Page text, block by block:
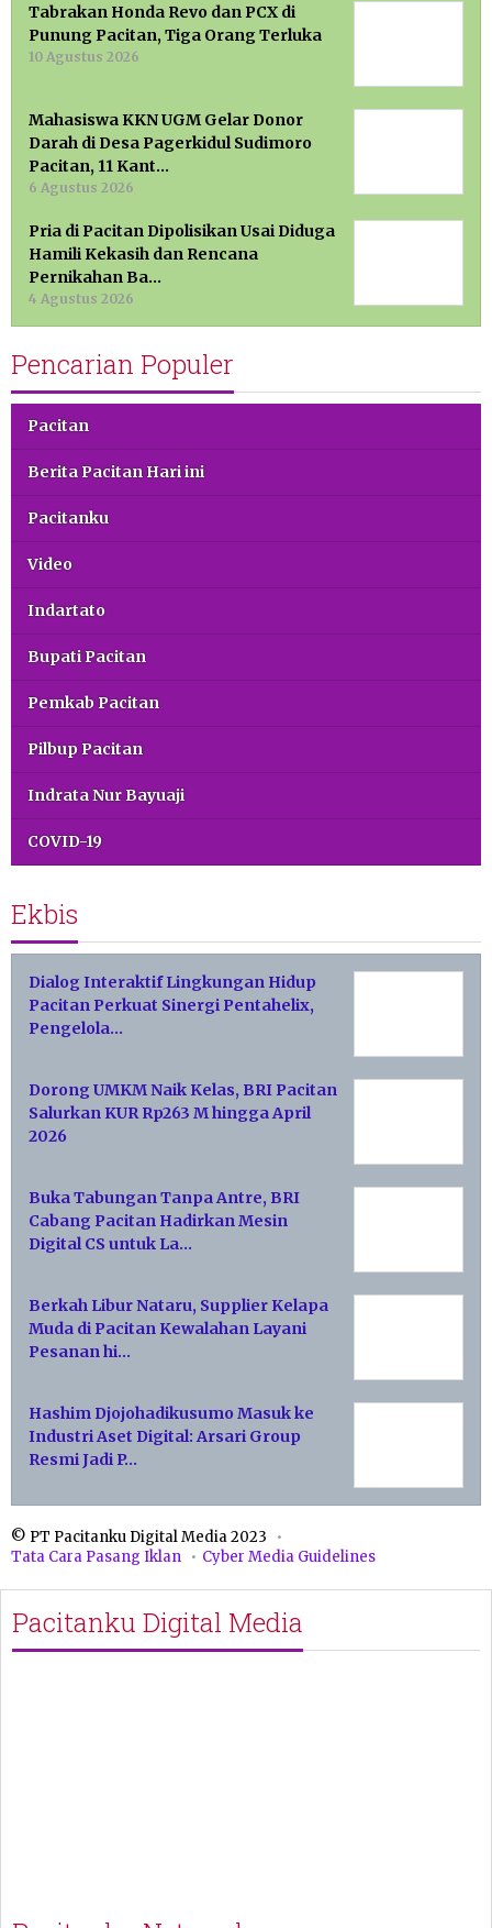
Tabrakan Honda Revo dan PCX di
Punung Pacitan, Tiga Orang Terluka
10 Agustus 2026
Mahasiswa KKN UGM Gelar Donor
Darah di Desa Pagerkidul Sudimoro
Pacitan, 11 Kant…
6 Agustus 2026
Pria di Pacitan Dipolisikan Usai Diduga
Hamili Kekasih dan Rencana
Pernikahan Ba…
4 Agustus 2026
Pencarian Populer
Pacitan
Berita Pacitan Hari ini
Pacitanku
Video
Indartato
Bupati Pacitan
Pemkab Pacitan
Pilbup Pacitan
Indrata Nur Bayuaji
COVID-19
Ekbis
Dialog Interaktif Lingkungan Hidup
Pacitan Perkuat Sinergi Pentahelix,
Pengelola…
Dorong UMKM Naik Kelas, BRI Pacitan
Salurkan KUR Rp263 M hingga April
2026
Buka Tabungan Tanpa Antre, BRI
Cabang Pacitan Hadirkan Mesin
Digital CS untuk La…
Berkah Libur Nataru, Supplier Kelapa
Muda di Pacitan Kewalahan Layani
Pesanan hi…
Hashim Djojohadikusumo Masuk ke
Industri Aset Digital: Arsari Group
Resmi Jadi P…
© PT Pacitanku Digital Media 2023
Tata Cara Pasang Iklan
Cyber Media Guidelines
Pacitanku Digital Media